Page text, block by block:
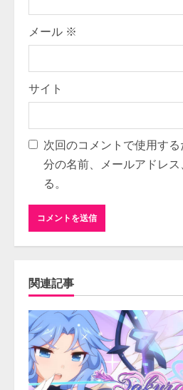
メール ※
サイト
次回のコメントで使用す
分の名前、メールアドレ
る。
関連記事